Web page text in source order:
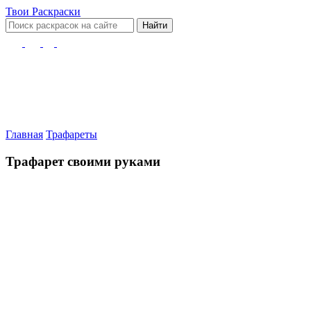
Твои Раскраски
Найти
Главная Трафареты
Трафарет своими руками